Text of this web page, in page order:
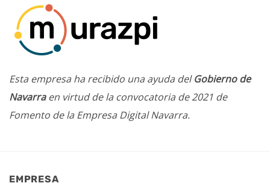
Esta empresa ha recibido una ayuda delGobierno de
Navarraen virtud de la convocatoria de 2021 de
Fomento de la Empresa Digital Navarra.
EMPRESA